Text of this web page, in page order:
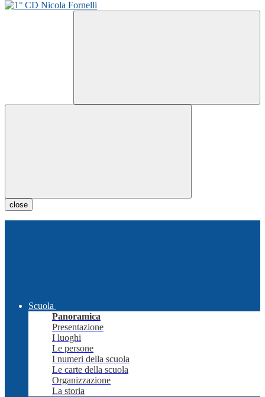
close
Scuola
Panoramica
Presentazione
I luoghi
Le persone
I numeri della scuola
Le carte della scuola
Organizzazione
La storia